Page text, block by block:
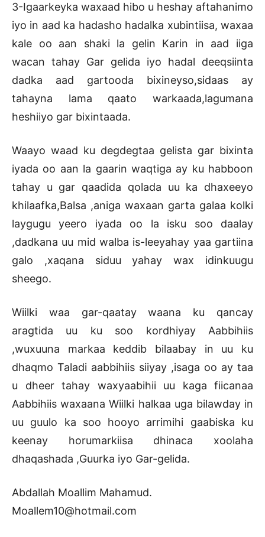
3-Igaarkeyka waxaad hibo u heshay aftahanimo
iyo in aad ka hadasho hadalka xubintiisa, waxaa
kale oo aan shaki la gelin Karin in aad iiga
wacan tahay Gar gelida iyo hadal deeqsiinta
dadka aad gartooda bixineyso,sidaas ay
tahayna lama qaato warkaada,lagumana
heshiiyo gar bixintaada.
Waayo waad ku degdegtaa gelista gar bixinta
iyada oo aan la gaarin waqtiga ay ku habboon
tahay u gar qaadida qolada uu ka dhaxeeyo
khilaafka,Balsa ,aniga waxaan garta galaa kolki
laygugu yeero iyada oo la isku soo daalay
,dadkana uu mid walba is-leeyahay yaa gartiina
galo ,xaqana siduu yahay wax idinkuugu
sheego.
Wiilki waa gar-qaatay waana ku qancay
aragtida uu ku soo kordhiyay Aabbihiis
,wuxuuna markaa keddib bilaabay in uu ku
dhaqmo Taladi aabbihiis siiyay ,isaga oo ay taa
u dheer tahay waxyaabihii uu kaga fiicanaa
Aabbihiis waxaana Wiilki halkaa uga bilawday in
uu guulo ka soo hooyo arrimihi gaabiska ku
keenay horumarkiisa dhinaca xoolaha
dhaqashada ,Guurka iyo Gar-gelida.
Abdallah Moallim Mahamud.
Moallem10@hotmail.com